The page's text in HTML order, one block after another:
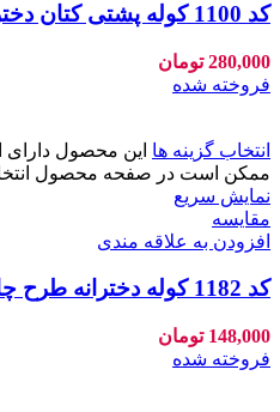
کد 1100 کوله پشتی کتان دخترانه تیراژه
280,000 تومان
فروخته شده
انتخاب گزینه ها این محصول دارای
ممکن است در صفحه محصول
نمایش سریع
مقايسه
افزودن به علاقه مندی
کد 1182 کوله دخترانه طرح چاپی
148,000 تومان
فروخته شده